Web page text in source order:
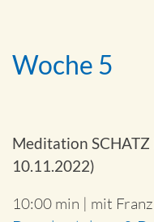
Woche 5
Meditation SCHATZ
10.11.2022)
10:00 min | mit